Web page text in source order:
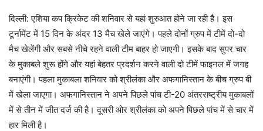
दिल्ली: एशिया कप क्रिकेट की शनिवार से यहां शुरुआत होने जा रही है। इस
टूर्नामेंट में 15 दिन के अंदर 13 मैच खेले जाएंगे। पहले दोनों ग्रुप में टीमें दो-दो
मैच खेलेंगी और सबसे नीचे रहने वाली टीम बाहर हो जाएगी। इसके बाद सुपर चार
के मुकाबले शुरू होंगे और यहां बेहतर प्रदर्शन करने वाली दो टीमें फाइनल में जगह
बनाएंगी। पहला मुकाबला शनिवार को श्रीलंका और अफगानिस्तान के बीच ग्रुप बी
में खेला जाएगा। अफगानिस्तान ने अपने पिछले पांच टी-20 अंतरराष्ट्रीय मुकाबलों
में से तीन में जीत दर्ज की है। दूसरी ओर श्रीलंका को अपने पिछले पांच में से चार में
हार मिली है।